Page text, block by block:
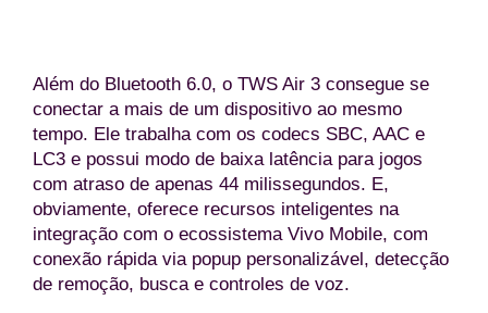
Além do Bluetooth 6.0, o TWS Air 3 consegue se
conectar a mais de um dispositivo ao mesmo
tempo. Ele trabalha com os codecs SBC, AAC e
LC3 e possui modo de baixa latência para jogos
com atraso de apenas 44 milissegundos. E,
obviamente, oferece recursos inteligentes na
integração com o ecossistema Vivo Mobile, com
conexão rápida via popup personalizável, detecção
de remoção, busca e controles de voz.